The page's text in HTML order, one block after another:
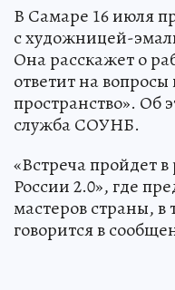
В Самаре 16 июля
с художницей-
Она расскажет о
ответит на вопросы
пространство». Об
служба СОУНБ.
«Встреча пройдет
России 2.0», где
мастеров страны,
говорится в